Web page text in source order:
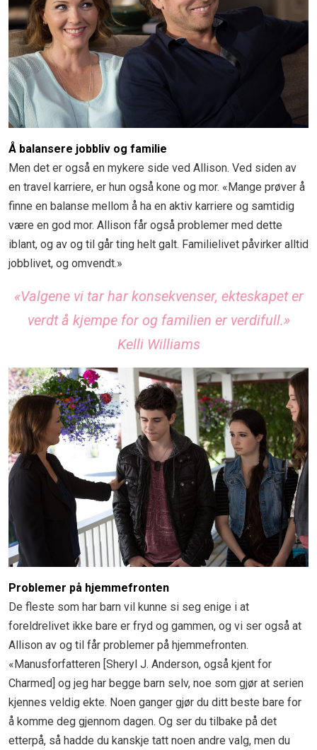
Å balansere jobbliv og familie
Men det er også en mykere side ved Allison. Ved siden av
en travel karriere, er hun også kone og mor. «Mange prøver å
finne en balanse mellom å ha en aktiv karriere og samtidig
være en god mor. Allison får også problemer med dette
iblant, og av og til går ting helt galt. Familielivet påvirker alltid
jobblivet, og omvendt.»
«Valgene vi tar har konsekvenser, ekteskapet er
verdt å kjempe for og familien er verdifull.»
Kelli Williams
Problemer på hjemmefronten
De fleste som har barn vil kunne si seg enige i at
foreldrelivet ikke bare er fryd og gammen, og vi ser også at
Allison av og til får problemer på hjemmefronten.
«Manusforfatteren [Sheryl J. Anderson, også kjent for
Charmed] og jeg har begge barn selv, noe som gjør at serien
kjennes veldig ekte. Noen ganger gjør du ditt beste bare for
å komme deg gjennom dagen. Og ser du tilbake på det
etterpå, så hadde du kanskje tatt noen andre valg, men du